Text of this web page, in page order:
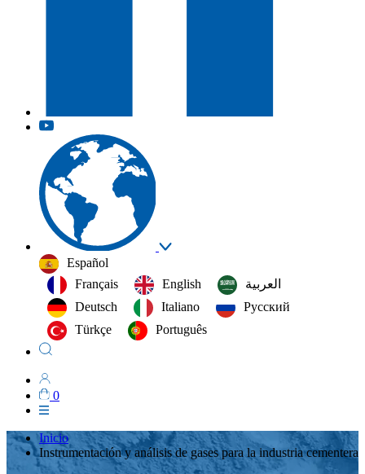
Español
Français
English
العربية‏
Deutsch
Italiano
Русский
Türkçe
Português
0
Inicio
Instrumentación y análisis de gases para la industria cementera